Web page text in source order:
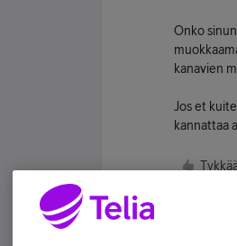
Onko
kanavien
Jos et
kannattaa